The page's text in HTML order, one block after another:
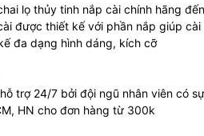
lọ thủy tinh nắp cài chính hãng
được thiết kế với phần nắp giúp
đa dạng hình dáng, kích cỡ
trợ 24/7 bởi đội ngũ nhân viên có
HN cho đơn hàng từ 300k